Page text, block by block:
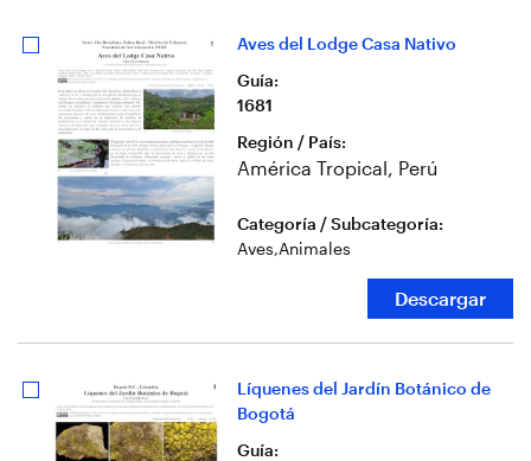
Aves del Lodge Casa Nativo
Guía:
1681
Región / País:
América Tropical, Perú
Categoría / Subcategoría:
Aves,Animales
Descargar
Líquenes del Jardín Botánico de
Bogotá
Guía: